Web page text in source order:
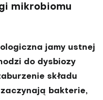
mikrobiomu
jamy ustnej
do dysbiozy
składu
bakterie,